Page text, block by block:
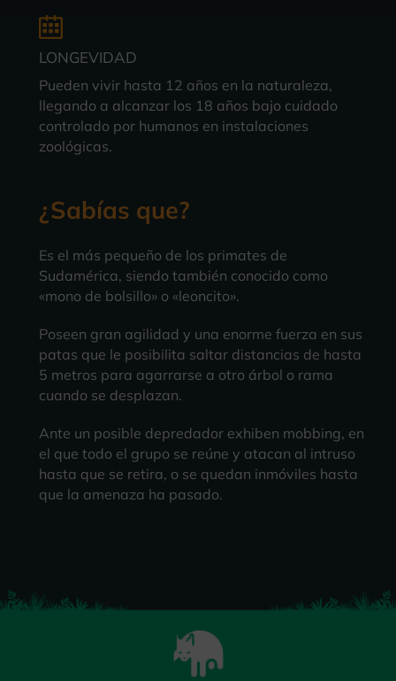
LONGEVIDAD
Pueden vivir hasta 12 años en la naturaleza,
llegando a alcanzar los 18 años bajo cuidado
controlado por humanos en instalaciones
zoológicas.
¿Sabías que?
Es el más pequeño de los primates de
Sudamérica, siendo también conocido como
«mono de bolsillo» o «leoncito».
Poseen gran agilidad y una enorme fuerza en sus
patas que le posibilita saltar distancias de hasta
5 metros para agarrarse a otro árbol o rama
cuando se desplazan.
Ante un posible depredador exhiben mobbing, en
el que todo el grupo se reúne y atacan al intruso
hasta que se retira, o se quedan inmóviles hasta
que la amenaza ha pasado.